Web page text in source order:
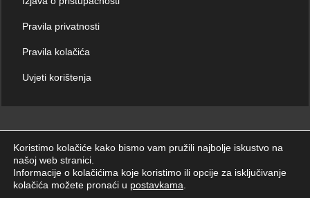
Pravila privatnosti
Pravila kolačića
Uvjeti korištenja
© Hrvatski zavod za hitnu medicinu 2026. | Sva prava zadržana.
Koristimo kolačiće kako bismo vam pružili najbolje iskustvo na
našoj web stranici.
Informacije o kolačićima koje koristimo ili opcije za isključivanje
kolačića možete pronaći u postavkama